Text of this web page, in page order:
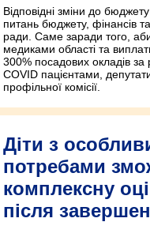
Відповідні зміни до
питань бюджету, фінансів
ради. Саме заради того,
медиками області та
300% посадових окладів
COVID пацієнтами,
профільної комісії.
Діти з
потребами
комплексну
після